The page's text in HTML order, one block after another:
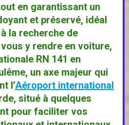
en garantissant un
et préservé, idéal
la recherche de
y rendre en voiture,
RN 141 en
un axe majeur qui
l’Aéroport international
, situé à quelques
pour faciliter vos